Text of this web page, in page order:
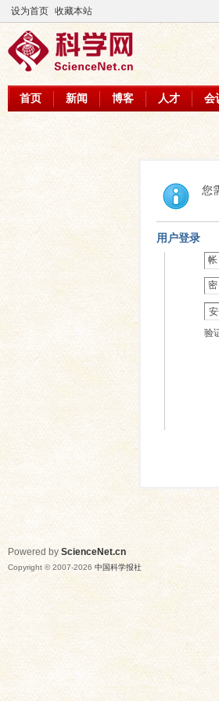
设为首页 收藏本站
首页 新闻 博客 人才 会
您
用户登录
验
Powered by ScienceNet.cn
Copyright © 2007-2026 中国科学报社